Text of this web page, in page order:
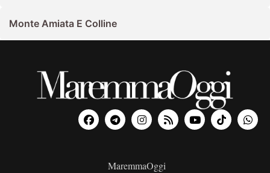
Monte Amiata E Colline
MaremmaOggi